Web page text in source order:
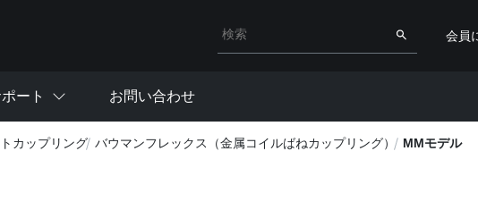
検索キーワード入力 検索
会員
ート お問い合わせ
カップリング バウマンフレックス（金属コイルばねカップリング） MMモデル